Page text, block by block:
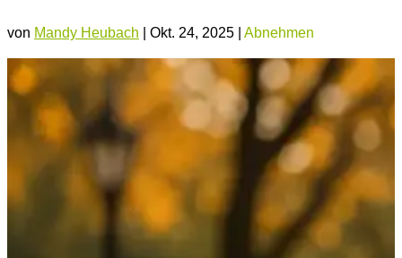
von Mandy Heubach Okt. 24, 2025 Abnehmen